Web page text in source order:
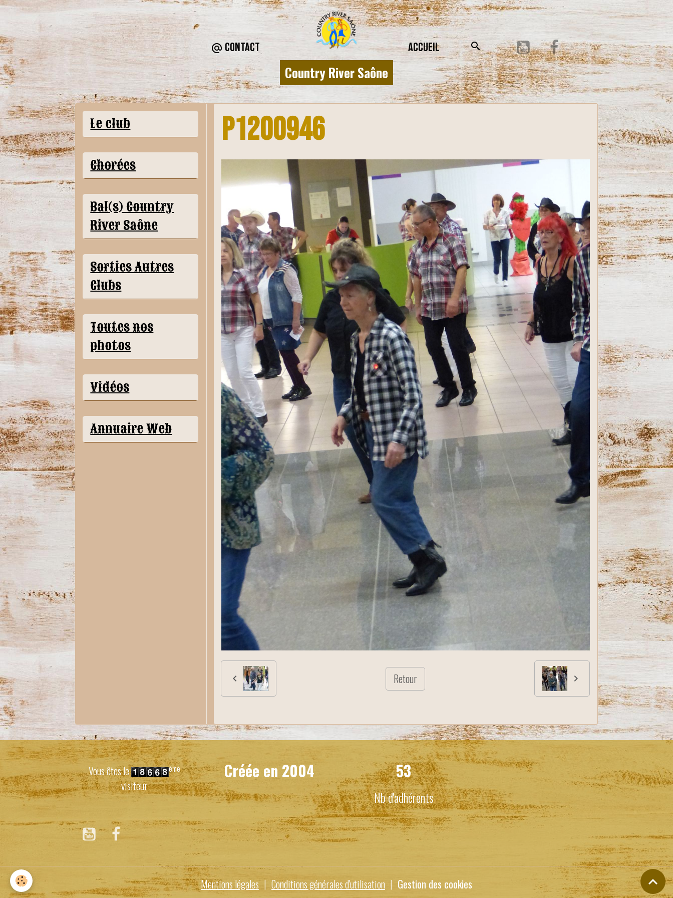
CONTACT
Country River Saône
Accueil
P1200946
Retour
Le club
Chorées
Bal(s) Country
River Saône
Sorties Autres
Clubs
Toutes nos
photos
Vidéos
Annuaire Web
Vous êtes le ème
visiteur
Créée en 2004 53
Nb d'adhérents
Mentions légales Conditions générales d'utilisation Gestion des cookies